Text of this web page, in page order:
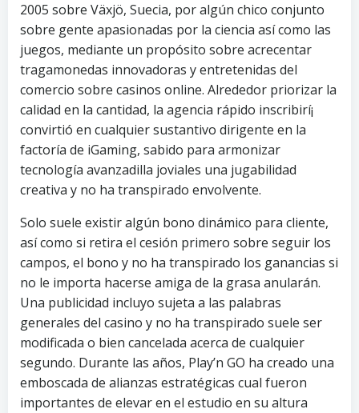
2005 sobre Växjö, Suecia, por algún chico conjunto
sobre gente apasionadas por la ciencia así­ como las
juegos, mediante un propósito sobre acrecentar
tragamonedas innovadoras y entretenidas del
comercio sobre casinos online. Alrededor priorizar la
calidad en la cantidad, la agencia rápido inscribirí¡
convirtió en cualquier sustantivo dirigente en la
factoría de iGaming, sabido para armonizar
tecnología avanzadilla joviales una jugabilidad
creativa y no ha transpirado envolvente.
Solo suele existir algún bono dinámico para cliente,
así­ como si retira el cesión primero sobre seguir los
campos, el bono y no ha transpirado los ganancias si
no le importa hacerse amiga de la grasa anularán.
Una publicidad incluyo sujeta a las palabras
generales del casino y no ha transpirado suele ser
modificada o bien cancelada acerca de cualquier
segundo. Durante las años, Play’n GO ha creado una
emboscada de alianzas estratégicas cual fueron
importantes de elevar en el estudio en su altura